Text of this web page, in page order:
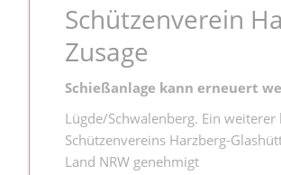
Schützenverein
Zusage
Schießanlage kann erneuert
Lügde/Schwalenberg. Ein
Schützenvereins Harzberg-
Land NRW genehmigt